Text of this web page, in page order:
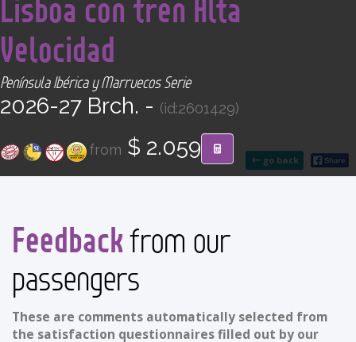
CONTACT
go back
Lisboa con tren Alta
Velocidad
Península Ibérica y Marruecos Serie
2026-27 Brch. - (id:2601429)
from $ 2.059
Feedbackfrom our
passengers
These are comments automatically selected from
the satisfaction questionnaires filled out by our